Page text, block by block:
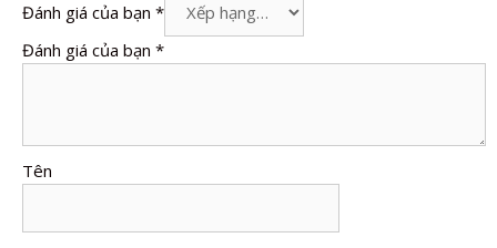
Đánh giá của bạn *
Đánh giá của bạn *
Tên